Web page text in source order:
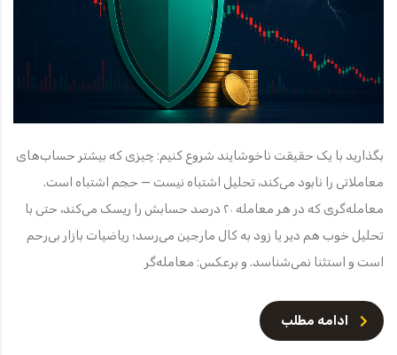
بگذارید با یک حقیقت ناخوشایند شروع کنیم: چیزی که بیشتر حساب‌های
معاملاتی را نابود می‌کند، تحلیل اشتباه نیست — حجم اشتباه است.
معامله‌گری که در هر معامله ۲۰ درصد حسابش را ریسک می‌کند، حتی با
تحلیل خوب هم دیر یا زود به کال مارجین می‌رسد؛ ریاضیات بازار بی‌رحم
است و استثنا نمی‌شناسد. و برعکس: معامله‌گر
ادامه مطلب